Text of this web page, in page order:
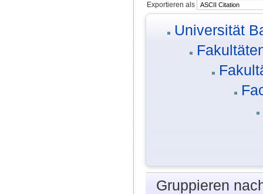
Exportieren als
Universität
Gruppieren